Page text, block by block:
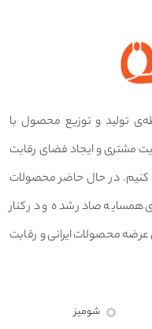
شومیز
تولید و توزیع محصول با
مشتری و ایجاد فضای رقابت
در حال حاضر محصولات
همسایه صادر شده و در کنار
محصولات ایرانی و رقابت